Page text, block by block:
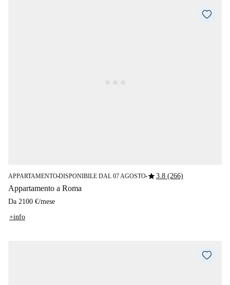
APPARTAMENTO■DISPONIBILE DAL 07 AGOSTO■star3.8 (266)
Appartamento a Roma
Da 2100 €/mese
+info